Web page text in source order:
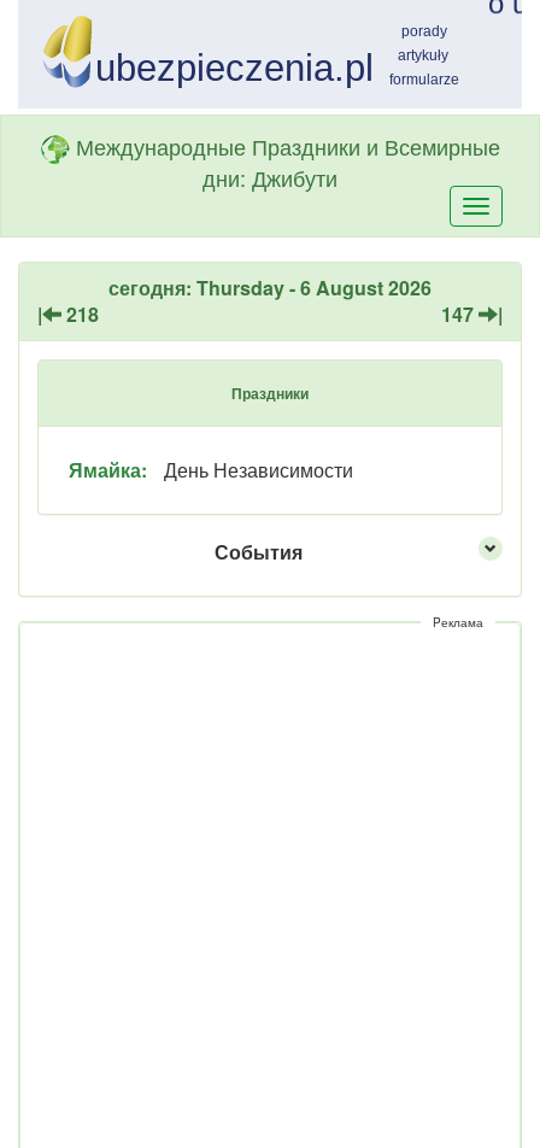
Международные Праздники и Всемирные
дни: Джибути
сегодня: Thursday - 6 August 2026
|
218 147 |
Праздники
Ямайка: День Независимости
События
Pеклама